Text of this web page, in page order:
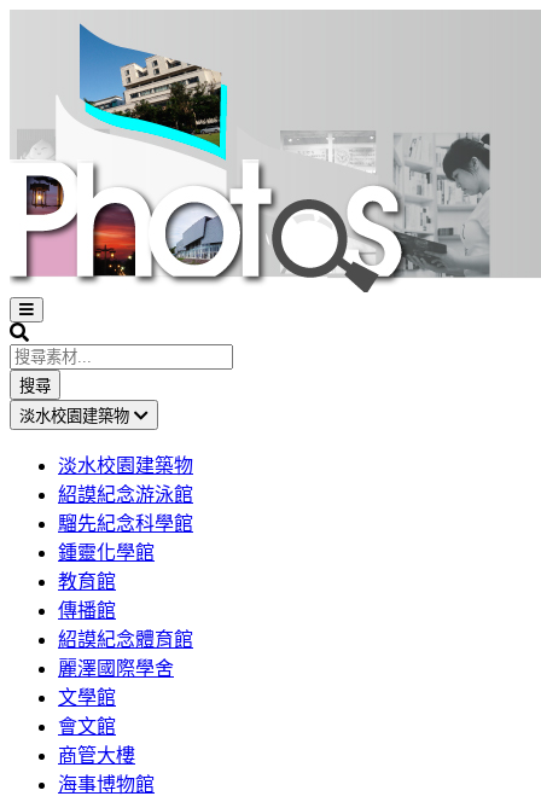
Open
sidebar
Search
搜尋
淡水校園建築物
淡水校園建築物
紹謨紀念游泳館
騮先紀念科學館
鍾靈化學館
教育館
傳播館
紹謨紀念體育館
麗澤國際學舍
文學館
會文館
商管大樓
海事博物館